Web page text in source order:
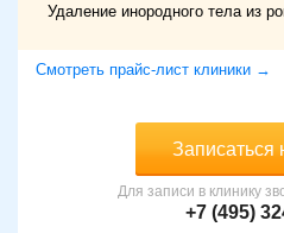
Удаление инородного тела из
Смотреть прайс-лист клиники →
Записаться
Для записи в клинику
+7 (495)